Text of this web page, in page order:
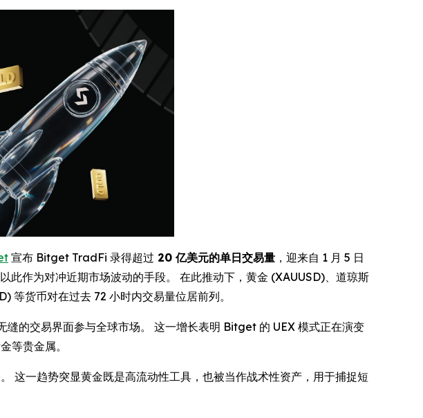
宣布 Bitget TradFi 录得超过 20 亿美元的单日交易量 ，迎来自 1 月 5 日
此作为对冲近期市场波动的手段。 在此推动下，黄金 (XAUUSD)、道琼斯
货币对在过去 72 小时内交易量位居前列。
的交易界面参与全球市场。 这一增长表明 Bitget 的 UEX 模式正在演变
等贵金属。
这一趋势突显黄金既是高流动性工具，也被当作战术性资产，用于捕捉短